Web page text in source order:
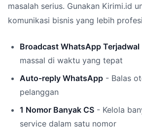
masalah serius. Gunakan Kirimi.id
komunikasi bisnis yang lebih
Broadcast WhatsApp Terjadwal
massal di waktu yang tepat
Auto-reply WhatsApp - Balas
pelanggan
1 Nomor Banyak CS - Kelola
service dalam satu nomor